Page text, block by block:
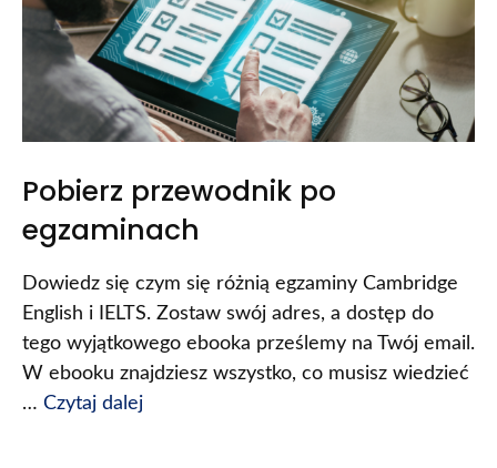
Pobierz przewodnik po
egzaminach
Dowiedz się czym się różnią egzaminy Cambridge
English i IELTS. Zostaw swój adres, a dostęp do
tego wyjątkowego ebooka prześlemy na Twój email.
W ebooku znajdziesz wszystko, co musisz wiedzieć
… Czytaj dalej